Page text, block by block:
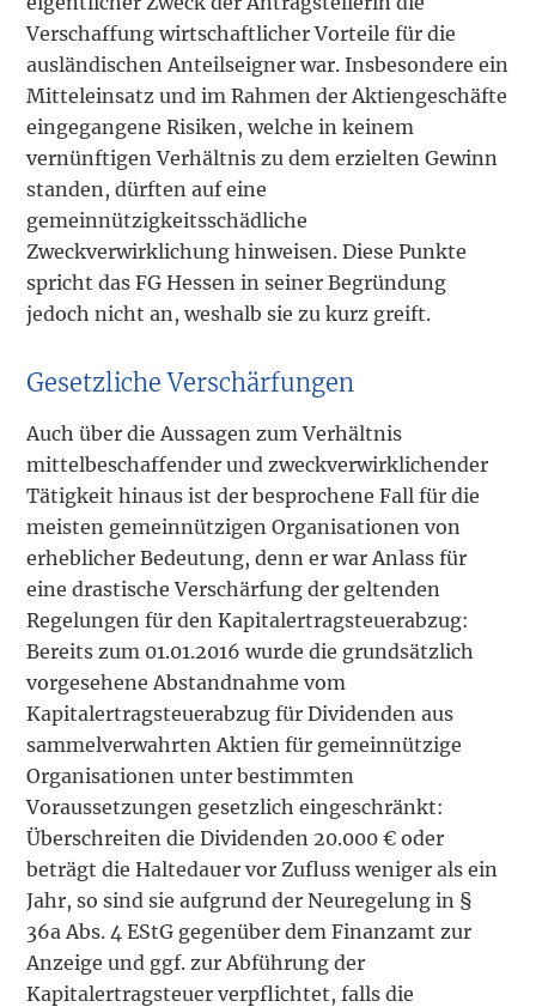
Verschaffung wirtschaftlicher Vorteile für die
ausländischen Anteilseigner war. Insbesondere ein
Mitteleinsatz und im Rahmen der Aktiengeschäfte
eingegangene Risiken, welche in keinem
vernünftigen Verhältnis zu dem erzielten Gewinn
standen, dürften auf eine
gemeinnützigkeitsschädliche
Zweckverwirklichung hinweisen. Diese Punkte
spricht das FG Hessen in seiner Begründung
jedoch nicht an, weshalb sie zu kurz greift.
Gesetzliche Verschärfungen
Auch über die Aussagen zum Verhältnis
mittelbeschaffender und zweckverwirklichender
Tätigkeit hinaus ist der besprochene Fall für die
meisten gemeinnützigen Organisationen von
erheblicher Bedeutung, denn er war Anlass für
eine drastische Verschärfung der geltenden
Regelungen für den Kapitalertragsteuerabzug:
Bereits zum 01.01.2016 wurde die grundsätzlich
vorgesehene Abstandnahme vom
Kapitalertragsteuerabzug für Dividenden aus
sammelverwahrten Aktien für gemeinnützige
Organisationen unter bestimmten
Voraussetzungen gesetzlich eingeschränkt:
Überschreiten die Dividenden 20.000 € oder
beträgt die Haltedauer vor Zufluss weniger als ein
Jahr, so sind sie aufgrund der Neuregelung in §
36a Abs. 4 EStG gegenüber dem Finanzamt zur
Anzeige und ggf. zur Abführung der
Kapitalertragsteuer verpflichtet, falls die